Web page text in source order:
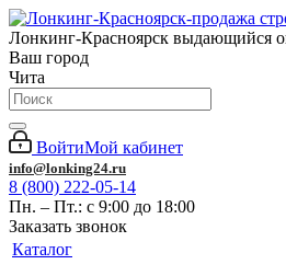
Лонкинг-Красноярск выдающийся
Ваш город
Чита
ВойтиМой кабинет
info@lonking24.ru
8 (800) 222-05-14
Пн. – Пт.: с 9:00 до 18:00
Заказать звонок
Каталог